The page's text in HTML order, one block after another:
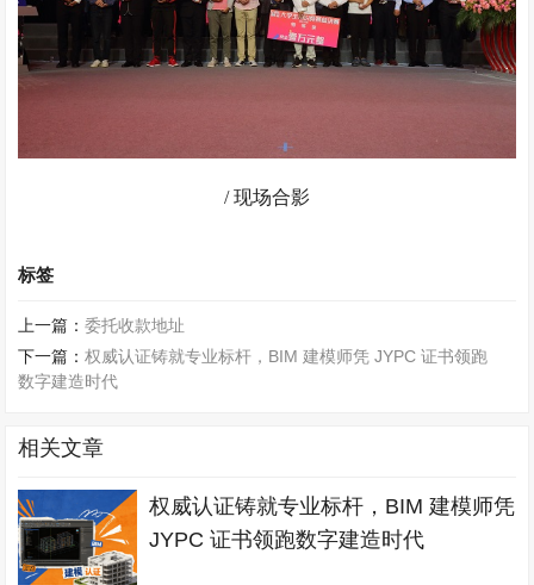
/ 现场合影
标签
上一篇：委托收款地址
下一篇：权威认证铸就专业标杆，BIM 建模师凭 JYPC 证书领跑
数字建造时代
相关文章
权威认证铸就专业标杆，BIM 建模师凭
JYPC 证书领跑数字建造时代